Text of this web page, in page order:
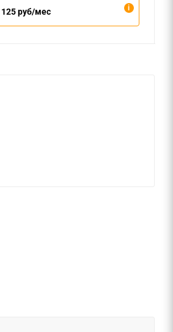
125 руб/мес